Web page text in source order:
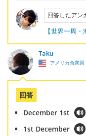
回答したアン
【世界一周
Taku
アメリカ合衆国
回答
December 1st
1st December